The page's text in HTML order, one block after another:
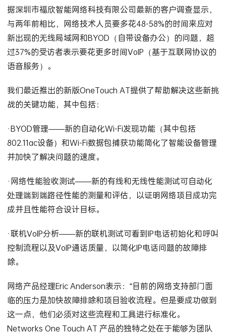
据深圳市福欣智能网络科技有限公司最新的客户调查显示，
与两年前相比，网络技术人员要多花48-58%的时间来应对
新出现的无线局域网和BYOD（自带设备办公）的问题，超
过37%的受访者表示要花更多时间VoIP（基于互联网协议的
语音服务）。
我们最近推出的新版OneTouch AT提供了帮助解决这些新挑
战的关键功能，其中包括：
·BYOD管理——新的自动化Wi-Fi发现功能（其中包括
802.11ac设备）和Wi-Fi数据包捕获功能简化了智能设备管理
并加快了解决问题的速度。
·网络性能验收测试——新的有线和无线性能测试可自动化
处理端到端路径性能的测量和评估，以证明网络项目成功完
成并且性能符合设计目标。
·联机VoIP分析——新的联机测试可看到IP电话初始化和呼叫
控制流程以及VoIP通话质量，以简化IP电话问题的故障排
除。
网络产品经理Eric Anderson表示：“目前的网络支持部门面
临的压力是加快故障排除和项目验收流程。但是要成功做到
这一点，他们必须对这些流程和工具进行标准化。
Networks One Touch AT 产品的独特之处在于能够为团队